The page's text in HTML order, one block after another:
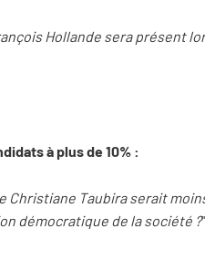
Hollande sera présent
à plus de 10% :
Christiane Taubira serait
démocratique de la société ?